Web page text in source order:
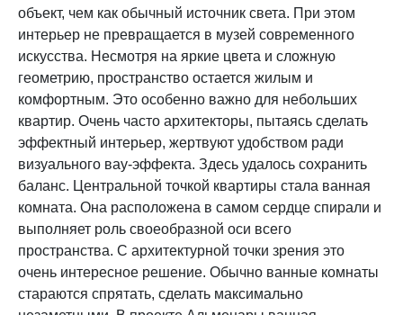
объект, чем как обычный источник света. При этом
интерьер не превращается в музей современного
искусства. Несмотря на яркие цвета и сложную
геометрию, пространство остается жилым и
комфортным. Это особенно важно для небольших
квартир. Очень часто архитекторы, пытаясь сделать
эффектный интерьер, жертвуют удобством ради
визуального вау-эффекта. Здесь удалось сохранить
баланс. Центральной точкой квартиры стала ванная
комната. Она расположена в самом сердце спирали и
выполняет роль своеобразной оси всего
пространства. С архитектурной точки зрения это
очень интересное решение. Обычно ванные комнаты
стараются спрятать, сделать максимально